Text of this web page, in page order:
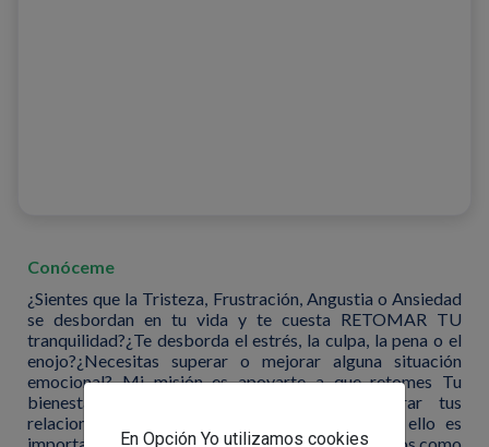
Conóceme
¿Sientes que la Tristeza, Frustración, Angustia o Ansiedad
se desbordan en tu vida y te cuesta RETOMAR TU
tranquilidad?¿Te desborda el estrés, la culpa, la pena o el
enojo?¿Necesitas superar o mejorar alguna situación
emocional? Mi misión es apoyarte a que retomes Tu
bienestar emocional para que logres mejorar tus
relaciones de Pareja, Familiar ó Laboral, para ello es
En Opción Yo utilizamos cookies